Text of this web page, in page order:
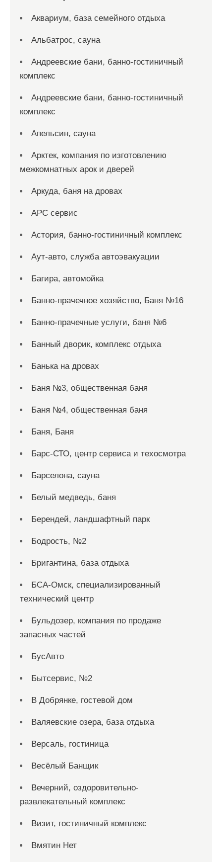
Аквариум, база семейного отдыха
Альбатрос, сауна
Андреевские бани, банно-гостиничный
комплекс
Андреевские бани, банно-гостиничный
комплекс
Апельсин, сауна
Арктек, компания по изготовлению
межкомнатных арок и дверей
Аркуда, баня на дровах
АРС сервис
Астория, банно-гостиничный комплекс
Аут-авто, служба автоэвакуации
Багира, автомойка
Банно-прачечное хозяйство, Баня №16
Банно-прачечные услуги, баня №6
Банный дворик, комплекс отдыха
Банька на дровах
Баня №3, общественная баня
Баня №4, общественная баня
Баня, Баня
Барс-СТО, центр сервиса и техосмотра
Барселона, сауна
Белый медведь, баня
Берендей, ландшафтный парк
Бодрость, №2
Бригантина, база отдыха
БСА-Омск, специализированный
технический центр
Бульдозер, компания по продаже
запасных частей
БусАвто
Бытсервис, №2
В Добрянке, гостевой дом
Валяевские озера, база отдыха
Версаль, гостиница
Весёлый Банщик
Вечерний, оздоровительно-
развлекательный комплекс
Визит, гостиничный комплекс
Вмятин Нет